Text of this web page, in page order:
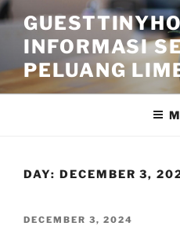
Skip
to
contentINFORMASI
PELUANG
DAY: DECEMBER 3,
POSTED
DECEMBER 3, 2024